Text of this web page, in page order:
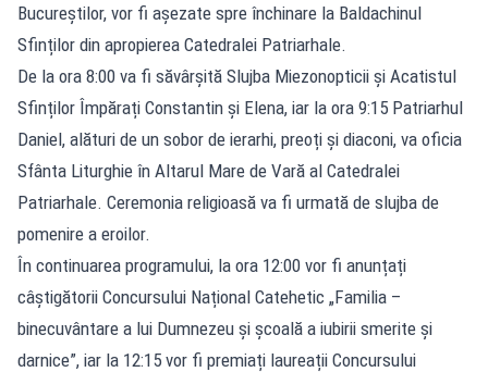
Bucureștilor, vor fi așezate spre închinare la Baldachinul
Sfinților din apropierea Catedralei Patriarhale.
De la ora 8:00 va fi săvârșită Slujba Miezonopticii și Acatistul
Sfinților Împărați Constantin și Elena, iar la ora 9:15 Patriarhul
Daniel, alături de un sobor de ierarhi, preoți și diaconi, va oficia
Sfânta Liturghie în Altarul Mare de Vară al Catedralei
Patriarhale. Ceremonia religioasă va fi urmată de slujba de
pomenire a eroilor.
În continuarea programului, la ora 12:00 vor fi anunțați
câștigătorii Concursului Național Catehetic „Familia –
binecuvântare a lui Dumnezeu și școală a iubirii smerite și
darnice”, iar la 12:15 vor fi premiați laureații Concursului